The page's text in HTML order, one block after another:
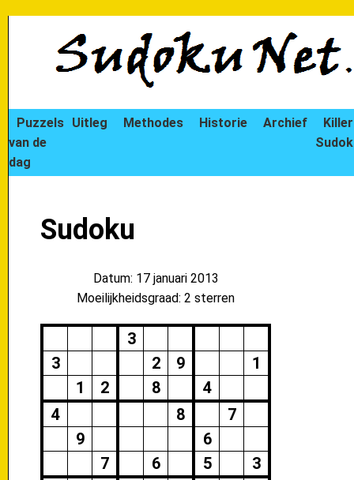
Puzzels
van de
dag
Uitleg Methodes Historie Archief
Killer
Sudoku
Datum: 17 januari 2013
Moeilijkheidsgraad: 2 sterren
3
3
2 9
1
1
2 8
4
4
8
7
9
6
7
6 5 3